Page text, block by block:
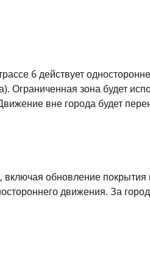
6 действует
Ограниченная зона будет
вне города будет
обновление покрытия
движения. За